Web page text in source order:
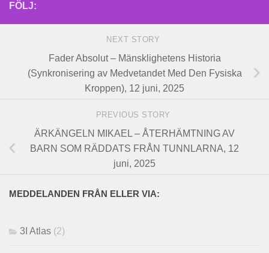
FÖLJ:
NEXT STORY
Fader Absolut – Mänsklighetens Historia
(Synkronisering av Medvetandet Med Den Fysiska
Kroppen), 12 juni, 2025
PREVIOUS STORY
ÄRKÄNGELN MIKAEL – ÅTERHÄMTNING AV
BARN SOM RÄDDATS FRÅN TUNNLARNA, 12
juni, 2025
MEDDELANDEN FRÅN ELLER VIA:
3I Atlas (2)